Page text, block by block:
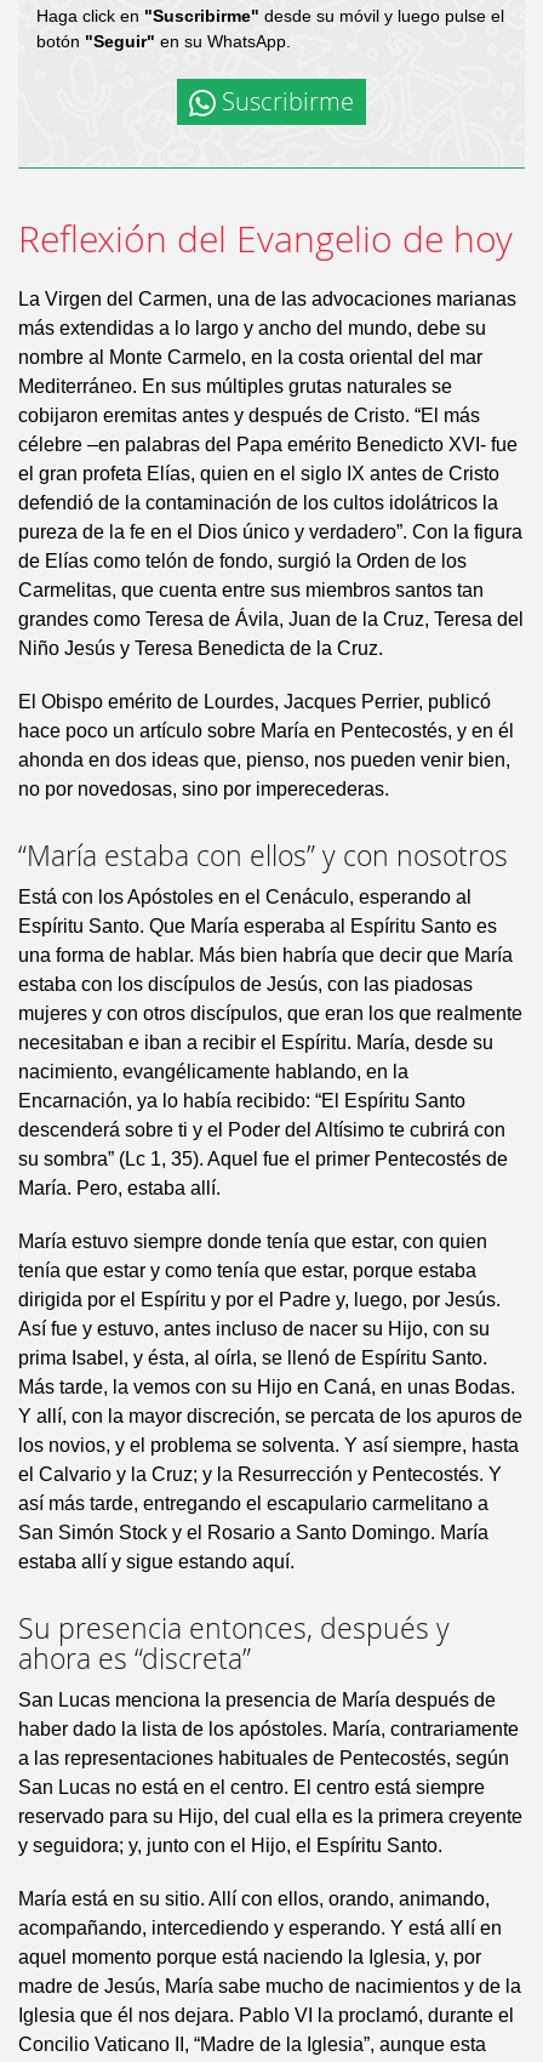
Haga click en "Suscribirme" desde su móvil y luego pulse el
botón "Seguir" en su WhatsApp.
Suscribirme
Reflexión del Evangelio de hoy
La Virgen del Carmen, una de las advocaciones marianas
más extendidas a lo largo y ancho del mundo, debe su
nombre al Monte Carmelo, en la costa oriental del mar
Mediterráneo. En sus múltiples grutas naturales se
cobijaron eremitas antes y después de Cristo. “El más
célebre –en palabras del Papa emérito Benedicto XVI- fue
el gran profeta Elías, quien en el siglo IX antes de Cristo
defendió de la contaminación de los cultos idolátricos la
pureza de la fe en el Dios único y verdadero”. Con la figura
de Elías como telón de fondo, surgió la Orden de los
Carmelitas, que cuenta entre sus miembros santos tan
grandes como Teresa de Ávila, Juan de la Cruz, Teresa del
Niño Jesús y Teresa Benedicta de la Cruz.
El Obispo emérito de Lourdes, Jacques Perrier, publicó
hace poco un artículo sobre María en Pentecostés, y en él
ahonda en dos ideas que, pienso, nos pueden venir bien,
no por novedosas, sino por imperecederas.
“María estaba con ellos” y con nosotros
Está con los Apóstoles en el Cenáculo, esperando al
Espíritu Santo. Que María esperaba al Espíritu Santo es
una forma de hablar. Más bien habría que decir que María
estaba con los discípulos de Jesús, con las piadosas
mujeres y con otros discípulos, que eran los que realmente
necesitaban e iban a recibir el Espíritu. María, desde su
nacimiento, evangélicamente hablando, en la
Encarnación, ya lo había recibido: “El Espíritu Santo
descenderá sobre ti y el Poder del Altísimo te cubrirá con
su sombra” (Lc 1, 35). Aquel fue el primer Pentecostés de
María. Pero, estaba allí.
María estuvo siempre donde tenía que estar, con quien
tenía que estar y como tenía que estar, porque estaba
dirigida por el Espíritu y por el Padre y, luego, por Jesús.
Así fue y estuvo, antes incluso de nacer su Hijo, con su
prima Isabel, y ésta, al oírla, se llenó de Espíritu Santo.
Más tarde, la vemos con su Hijo en Caná, en unas Bodas.
Y allí, con la mayor discreción, se percata de los apuros de
los novios, y el problema se solventa. Y así siempre, hasta
el Calvario y la Cruz; y la Resurrección y Pentecostés. Y
así más tarde, entregando el escapulario carmelitano a
San Simón Stock y el Rosario a Santo Domingo. María
estaba allí y sigue estando aquí.
Su presencia entonces, después y
ahora es “discreta”
San Lucas menciona la presencia de María después de
haber dado la lista de los apóstoles. María, contrariamente
a las representaciones habituales de Pentecostés, según
San Lucas no está en el centro. El centro está siempre
reservado para su Hijo, del cual ella es la primera creyente
y seguidora; y, junto con el Hijo, el Espíritu Santo.
María está en su sitio. Allí con ellos, orando, animando,
acompañando, intercediendo y esperando. Y está allí en
aquel momento porque está naciendo la Iglesia, y, por
madre de Jesús, María sabe mucho de nacimientos y de la
Iglesia que él nos dejara. Pablo VI la proclamó, durante el
Concilio Vaticano II, “Madre de la Iglesia”, aunque esta